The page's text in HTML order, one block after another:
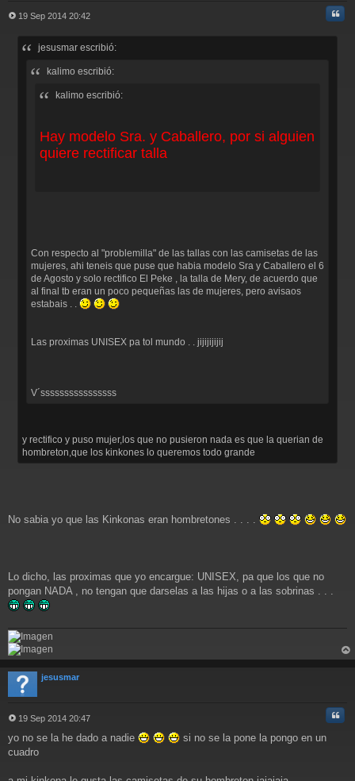
Citar
19 Sep 2014 20:42
jesusmar escribió:
kalimo escribió:
kalimo escribió:
Hay modelo Sra. y Caballero, por si alguien
quiere rectificar talla
Con respecto al "problemilla" de las tallas con las camisetas de las
mujeres, ahi teneis que puse que habia modelo Sra y Caballero el 6
de Agosto y solo rectifico El Peke , la talla de Mery, de acuerdo que
al final tb eran un poco pequeñas las de mujeres, pero avisaos
estabais . .
Las proximas UNISEX pa tol mundo . . jijijijijij
V´ssssssssssssssss
y rectifico y puso mujer,los que no pusieron nada es que la querian de
hombreton,que los kinkones lo queremos todo grande
No sabia yo que las Kinkonas eran hombretones . . . .
Lo dicho, las proximas que yo encargue: UNISEX, pa que los que no
pongan NADA , no tengan que darselas a las hijas o a las sobrinas . . .
rri
jesusmar
Citar
e
n
19 Sep 2014 20:47
yo no se la he dado a nadie
si no se la pone la pongo en un
cuadro